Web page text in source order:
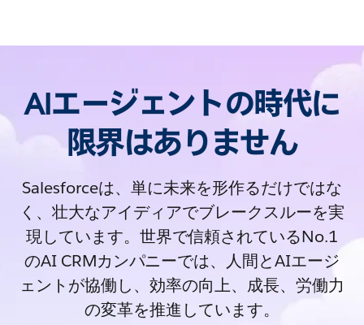
AIエージェントの時代に
限界はありません
Salesforceは、単に未来を形作るだけではな
く、壮大なアイディアでブレークスルーを実
現しています。世界で信頼されているNo.1
のAI CRMカンパニーでは、人間とAIエージ
ェントが協働し、効率の向上、成長、労働力
の変革を推進しています。